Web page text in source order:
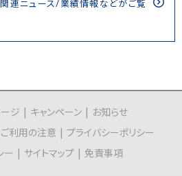
連ニュース/業績情報などがご覧
ジ キャンペーン
お知らせ
ご利用の注意
プライバシーポリシー
ー
サイトマップ 免責事項